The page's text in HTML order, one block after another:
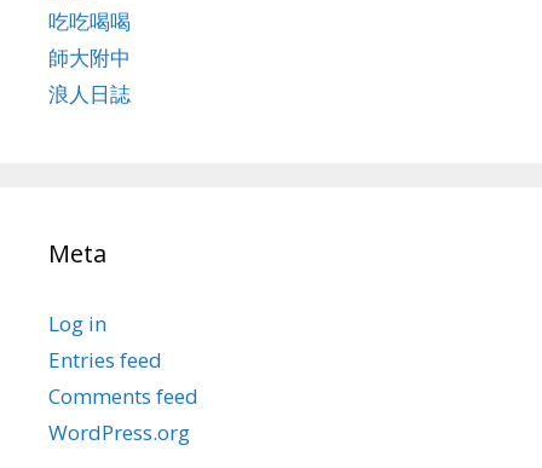
吃吃喝喝
師大附中
浪人日誌
Meta
Log in
Entries feed
Comments feed
WordPress.org